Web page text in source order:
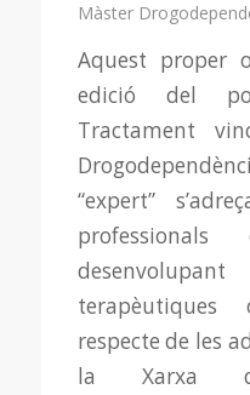
Màster
Aquest proper
edició del
Tractament
“expert”
terapèutiques
respecte de les
la Xarxa